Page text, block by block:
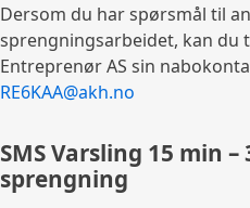
Dersom du har spørsmål til
sprengningsarbeidet, kan
Entreprenør AS sin
RE6KAA@akh.no
SMS Varsling 15 min
sprengning